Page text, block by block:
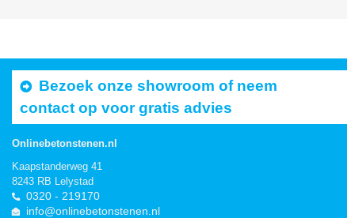
Bezoek onze showroom of neem
contact op voor gratis advies
Onlinebetonstenen.nl
Kaapstanderweg 41
8243 RB Lelystad
0320 - 219170
info@onlinebetonstenen.nl